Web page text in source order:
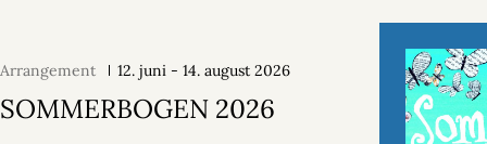
Arrangement 12. juni - 14. august 2026
SOMMERBOGEN 2026